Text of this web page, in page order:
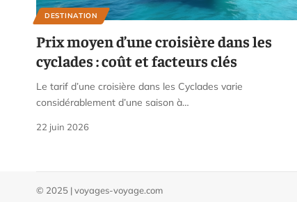
DESTINATION
Prix moyen d’une croisière dans les
cyclades : coût et facteurs clés
Le tarif d’une croisière dans les Cyclades varie
considérablement d’une saison à…
22 juin 2026
© 2025 | voyages-voyage.com